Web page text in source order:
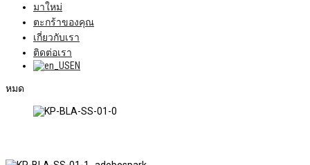
มาใหม่
ตะกร้าของคุณ
เกี่ยวกับเรา
ติดต่อเรา
EN
หมด